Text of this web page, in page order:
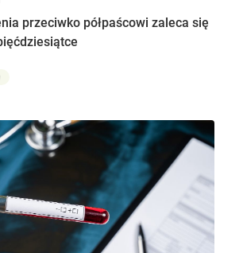
przeciwko półpaścowi zaleca się